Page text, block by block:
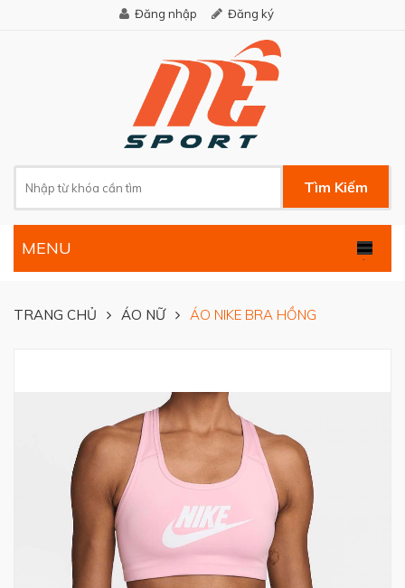
Đăng nhập Đăng ký
Tìm Kiếm
.
MENU
TRANG CHỦ ÁO NỮ ÁO NIKE BRA HỒNG